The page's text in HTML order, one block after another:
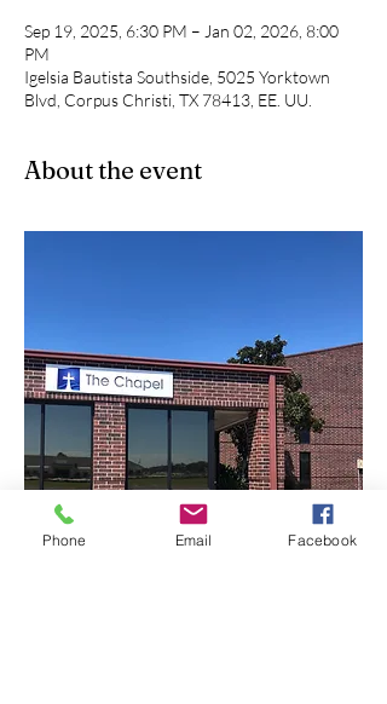
Sep 19, 2025, 6:30 PM – Jan 02, 2026, 8:00
PM
Igelsia Bautista Southside, 5025 Yorktown
Blvd, Corpus Christi, TX 78413, EE. UU.
About the event
Phone Email Facebook